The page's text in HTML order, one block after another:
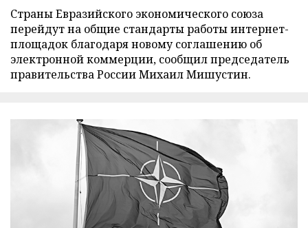
Страны Евразийского экономического союза
перейдут на общие стандарты работы интернет-
площадок благодаря новому соглашению об
электронной коммерции, сообщил председатель
правительства России Михаил Мишустин.